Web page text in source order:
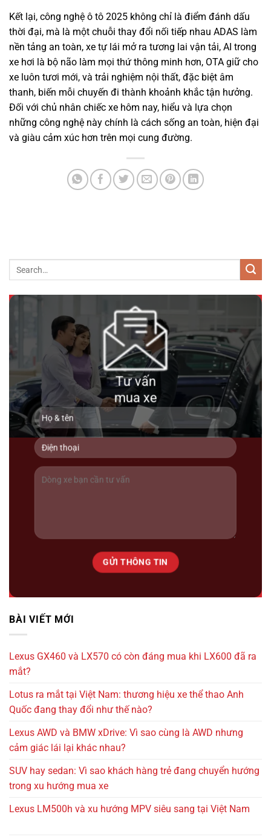
Kết lại, công nghệ ô tô 2025 không chỉ là điểm đánh dấu
thời đại, mà là một chuỗi thay đổi nối tiếp nhau ADAS làm
nền tảng an toàn, xe tự lái mở ra tương lai vận tải, AI trong
xe hơi là bộ não làm mọi thứ thông minh hơn, OTA giữ cho
xe luôn tươi mới, và trải nghiệm nội thất, đặc biệt âm
thanh, biến mỗi chuyến đi thành khoảnh khắc tận hưởng.
Đối với chủ nhân chiếc xe hôm nay, hiểu và lựa chọn
những công nghệ này chính là cách sống an toàn, hiện đại
và giàu cảm xúc hơn trên mọi cung đường.
Tư vấn
mua xe
BÀI VIẾT MỚI
Lexus GX460 và LX570 có còn đáng mua khi LX600 đã ra
mắt?
Lotus ra mắt tại Việt Nam: thương hiệu xe thể thao Anh
Quốc đang thay đổi như thế nào?
Lexus AWD và BMW xDrive: Vì sao cùng là AWD nhưng
cảm giác lái lại khác nhau?
SUV hay sedan: Vì sao khách hàng trẻ đang chuyển hướng
trong xu hướng mua xe
Lexus LM500h và xu hướng MPV siêu sang tại Việt Nam
1 tỷ 920 triệu
55000km
Mercedes Benz C200 2018
690 triệu
Toyota Land Cruiser 200 2016
Lexus LM500h ( 6 ghế ) 2025